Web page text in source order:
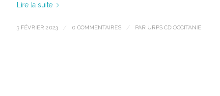
Lire la suite
3 FÉVRIER 2023 / 0 COMMENTAIRES / PAR URPS CD OCCITANIE